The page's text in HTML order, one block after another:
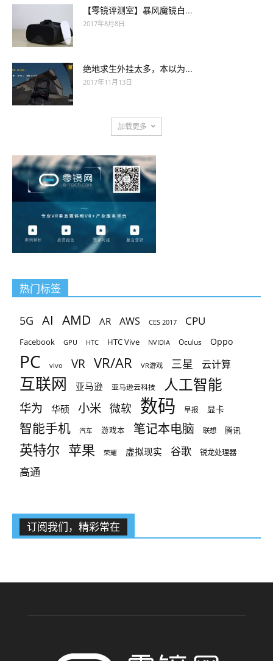
【零镜评测室】暴风魔镜白...
2017年8月8日
绝地求生外挂太多，本以为...
2017年11月13日
加载更多
热门标签
5G AI AMD AR AWS CES 2017 CPU
Facebook GPU HTC HTC Vive NVIDIA Oculus Oppo
PC vivo VR VR/AR VR游戏 三星 云计算
互联网 亚马逊 亚马逊云科技 人工智能
华为 华硕 小米 微软 数码 早报 显卡
智能手机 汽车 游戏本 笔记本电脑 联想 腾讯
英特尔 苹果 荣耀 虚拟现实 谷歌 锐龙处理器
高通
订阅我们，精彩常在